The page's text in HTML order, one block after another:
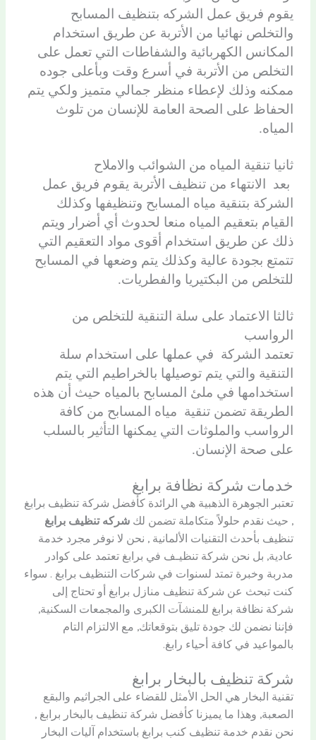
يقوم فريق عمل الشركه بتنظيف المسابح
والتخلص نهائيا من الأتربة عن طريق استخدام
المكانس الكهربائية والشفاطات التي تعمل على
التخلص من الأتربة في أسرع وقت وبأعلى جوده
ممكنه وذلك لإعطاء منظر جمالي متميز ولكي يتم
الحفاظ على الصحة العامة للإنسان من تلوث
المياه.
ثانيا تنقية المياه من الشوائب والاملاح
بعد الانتهاء من تنظيف الأتربة يقوم فريق عمل
الشركة بتنقية مياه المسابح وتنظيفها وكذلك
القيام بتعقيم المياه منعا لحدوث أي أضرار ويتم
ذلك عن طريق استخدام أقوى مواد التعقيم التي
تتمتع بجودة عالية وكذلك يتم وضعها في المسابح
للتخلص من البكتيريا والفطريات.
ثالثا الاعتماد على سلة التنقية للتخلص من
الرواسب
تعتمد الشركة في عملها على استخدام سلة
التنقية والتي يتم توصيلها بالخراطيم التي يتم
استخدامها في ملئ المسابح بالمياه حيث أن هذه
الطريقة تضمن تنقية مياه المسابح من كافة
الرواسب والملوثات التي يمكنها التأثير بالسلب
على صحة الإنسان.
خدمات شركة نظافة برابغ
تعتبر الجوهرة الذهبية هي الرائدة كأفضل شركة تنظيف برابغ
, حيث نقدم حلولاً متكاملة تضمن لكشركه تنظيف برابغ
تنظيف بأحدث التقنيات الألمانية , نحن لا نوفر مجرد خدمة
عادية, بل نحن شركة تنظيـف في برابغ تعتمد على كوادر
مدربة وخبرة تمتد لسنوات في شركات التنظيف برابغ . سواء
كنت تبحث عن شركة تنظيف منازل برابغ أو تحتاج إلى
شركة نظافة برابغ للمنشآت الكبرى والمجمعات السكنية,
فإننا نضمن لك جودة تليق بتوقعاتك, مع الالتزام التام
بالمواعيد في كافة أحياء رابغ.
شركة تنظيف بالبخار برابغ
تقنية البخار هي الحل الأمثل للقضاء على الجراثيم والبقع
الصعبة, وهذا ما يميزنا كأفضل شركة تنظيف بالبخار برابغ ,
نحن نقدم خدمة تنظيف كنب برابغ باستخدام آليات البخار